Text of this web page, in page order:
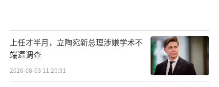
上任才半月，立陶宛新总理涉嫌学术不
端遭调查
2026-08-03 11:20:31